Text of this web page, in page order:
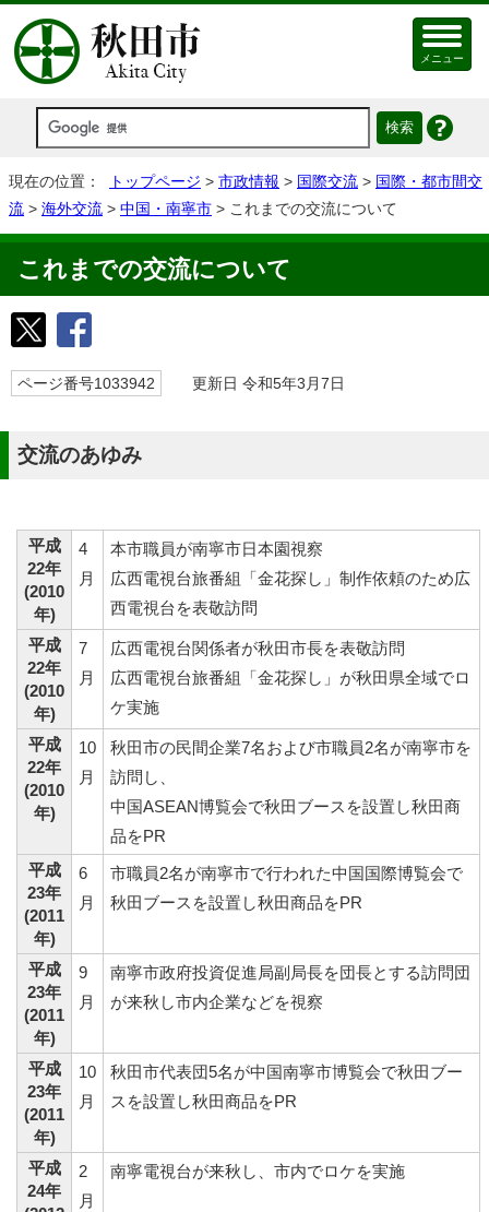
メニュー
現在の位置： トップページ > 市政情報 > 国際交流 > 国際・都市間交
流 > 海外交流 > 中国・南寧市 > これまでの交流について
これまでの交流について
ページ番号1033942 更新日 令和5年3月7日
交流のあゆみ
平成
22年
(2010
年)
4
月
本市職員が南寧市日本園視察
広西電視台旅番組「金花探し」制作依頼のため広
西電視台を表敬訪問
平成
22年
(2010
年)
7
月
広西電視台関係者が秋田市長を表敬訪問
広西電視台旅番組「金花探し」が秋田県全域でロ
ケ実施
平成
22年
(2010
年)
10
月
秋田市の民間企業7名および市職員2名が南寧市を
訪問し、
中国ASEAN博覧会で秋田ブースを設置し秋田商
品をPR
平成
23年
(2011
年)
6
月
市職員2名が南寧市で行われた中国国際博覧会で
秋田ブースを設置し秋田商品をPR
平成
23年
(2011
年)
9
月
南寧市政府投資促進局副局長を団長とする訪問団
が来秋し市内企業などを視察
平成
23年
(2011
年)
10
月
秋田市代表団5名が中国南寧市博覧会で秋田ブー
スを設置し秋田商品をPR
平成
24年
2
月
南寧電視台が来秋し、市内でロケを実施